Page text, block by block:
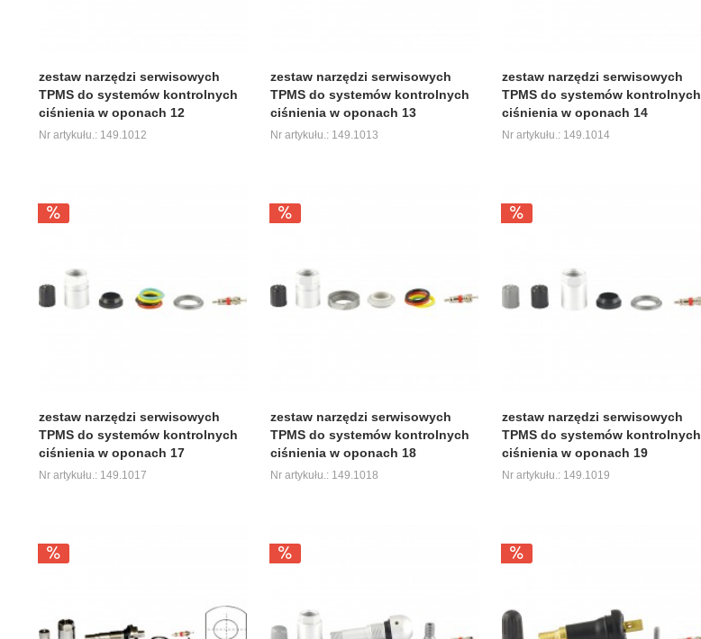
zestaw narzędzi serwisowych
TPMS do systemów kontrolnych
ciśnienia w oponach 12
Nr artykułu.: 149.1012
zestaw narzędzi serwisowych
TPMS do systemów kontrolnych
ciśnienia w oponach 13
Nr artykułu.: 149.1013
zestaw narzędzi serwisowych
TPMS do systemów kontrolnych
ciśnienia w oponach 14
Nr artykułu.: 149.1014
zestaw narzędzi serwisowych
TPMS do systemów kontrolnych
ciśnienia w oponach 17
Nr artykułu.: 149.1017
zestaw narzędzi serwisowych
TPMS do systemów kontrolnych
ciśnienia w oponach 18
Nr artykułu.: 149.1018
zestaw narzędzi serwisowych
TPMS do systemów kontrolnych
ciśnienia w oponach 19
Nr artykułu.: 149.1019